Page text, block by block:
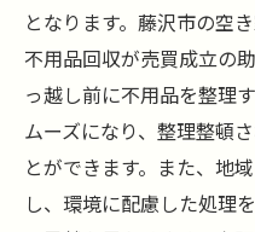
となります。藤沢市の空
不用品回収が売買成立の
っ越し前に不用品を整理
ムーズになり、整理整頓
とができます。また、地
し、環境に配慮した処理